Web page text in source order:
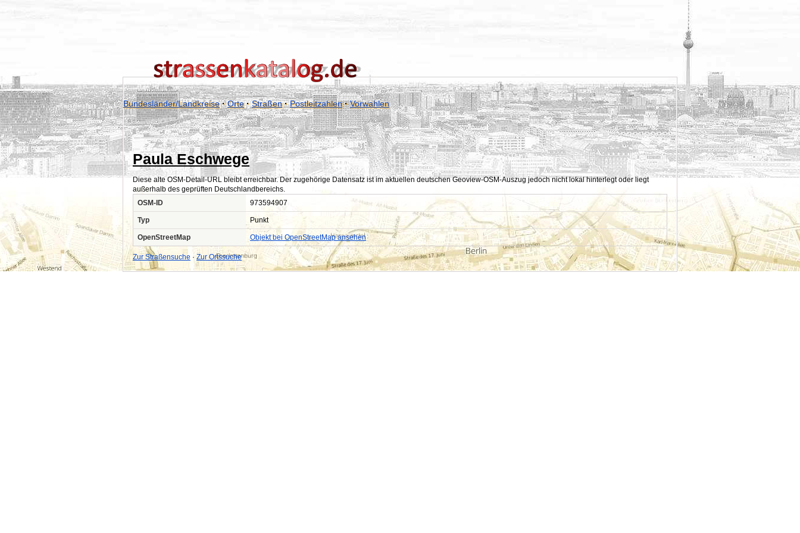
Bundesländer/Landkreise·Orte·Straßen·Postleitzahlen·Vorwahlen
Paula Eschwege
Diese alte OSM-Detail-URL bleibt erreichbar. Der zugehörige Datensatz ist im aktuellen deutschen Geoview-OSM-Auszug jedoch nicht lokal hinterlegt oder liegt
außerhalb des geprüften Deutschlandbereichs.
OSM-ID
973594907
Typ Punkt
OpenStreetMap Objekt bei OpenStreetMap ansehen
Zur Straßensuche · Zur Ortssuche